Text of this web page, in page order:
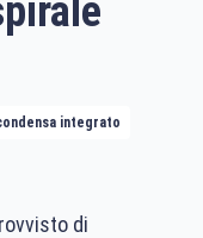
integrato
di